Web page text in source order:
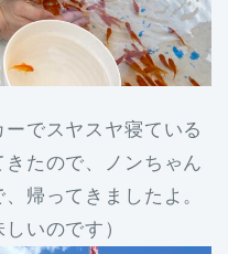
でスヤスヤ寝ている
たので、ノンちゃん
帰ってきましたよ。
いのです）